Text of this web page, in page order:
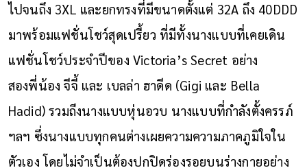
ไปจนถึง 3XL และยกทรงที่มีขนาดตั้งแต่ 32A ถึง 40DDD
มาพร้อมแฟชั่นโชว์สุดเปรี้ยว ที่มีทั้งนางแบบที่เคยเดิน
แฟชั่นโชว์ประจำปีของ Victoria’s Secret อย่าง
สองพี่น้อง จีจี้ และ เบลล่า ฮาดีด (Gigi และ Bella
Hadid) รวมถึงนางแบบหุ่นอวบ นางแบบที่กำลังตั้งครรภ์
ฯลฯ ซึ่งนางแบบทุกคนต่างเผยความความภาคภูมิใจใน
ตัวเอง โดยไม่จำเป็นต้องปกปิดร่องรอยบนร่างกายอย่าง